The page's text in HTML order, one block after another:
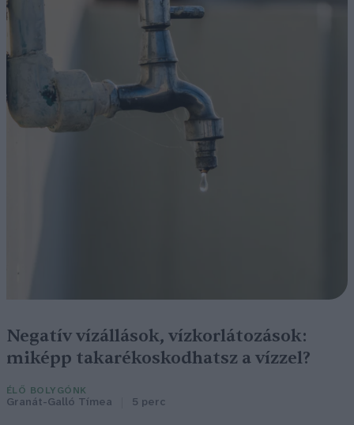
Negatív vízállások, vízkorlátozások:
miképp takarékoskodhatsz a vízzel?
ÉLŐ BOLYGÓNK
Granát-Galló Tímea 5 perc